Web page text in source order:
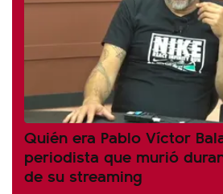
Quién era Pablo Víctor
periodista que murió
de su streaming